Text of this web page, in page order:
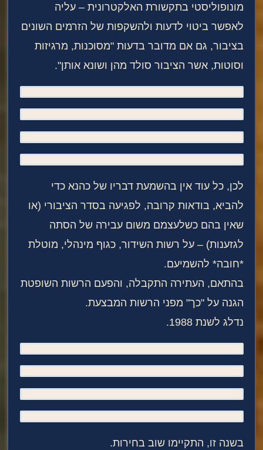
מונופוליסטי בתקשורת האלקטרונית – עליה
לאפשר ביטוי לדעות ולהשקפות של הזרמים השונים
בציבור, גם אם מדובר בדעות "מסוכנות, מרגיזות
וסוטות, אשר הציבור סולד מהן ושונא אותן".
לכן, כל עוד אין בהשמעת דבריו של כהנא כדי
להביא, בודאות קרובה, לפגיעה בסדר הציבורי (או
שאין בהם כשלעצמם משום עבירה של הסתה
לגזענות) – על רשות השידור, כגוף מינהלי, מוטלת
*חובה* להשמיעם.
בהתאם, העתירה התקבלה, והפעם הרשות השופטת
הגנה על "כך" מפני הרשות המבצעת.
נדלג לשנת 1988.
בשנה זו, התקיימו שוב בחירות.